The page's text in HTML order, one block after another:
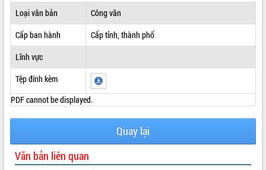
Loại văn bản
Công văn
Cấp ban hành
Cấp tỉnh, thành phố
Lĩnh vực
Tệp đính kèm
PDF cannot be displayed.
Quay lại
Văn bản liên quan